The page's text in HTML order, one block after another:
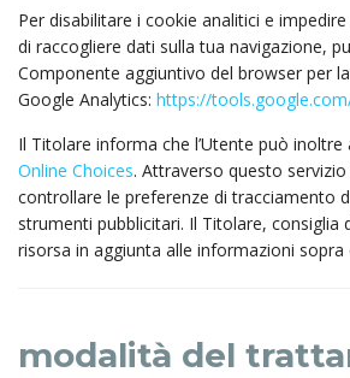
Per disabilitare i cookie analitici e impedire
di raccogliere dati sulla tua navigazione,
Componente aggiuntivo del browser per
Google Analytics: https://
Il Titolare informa che l’Utente può inoltre
Online Choices. Attraverso questo
controllare le preferenze di tracciamento
strumenti pubblicitari. Il Titolare, consiglia
risorsa in aggiunta alle informazioni sopra
modalità del